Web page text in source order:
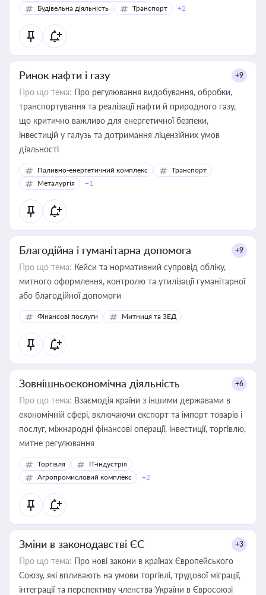
Будівельна діяльність
Транспорт +2
Ринок нафти і газу +9
Про що тема: Про регулювання видобування, обробки,
транспортування та реалізації нафти й природного газу,
що критично важливо для енергетичної безпеки,
інвестицій у галузь та дотримання ліцензійних умов
діяльності
Паливно-енергетичний комплекс
Транспорт
Металургія
+1
Благодійна і гуманітарна допомога +9
Про що тема: Кейси та нормативний супровід обліку,
митного оформлення, контролю та утилізації гуманітарної
або благодійної допомоги
Фінансові послуги Митниця та ЗЕД
Зовнішньоекономічна діяльність +6
Про що тема: Взаємодія країни з іншими державами в
економічній сфері, включаючи експорт та імпорт товарів і
послуг, міжнародні фінансові операції, інвестиції, торгівлю,
митне регулювання
Торгівля
IT-індустрія
Агропромисловий комплекс
+2
Зміни в законодавстві ЄС +3
Про що тема: Про нові закони в країнах Європейського
Союзу, які впливають на умови торгівлі, трудової міграції,
інтеграції та перспективу членства України в Євросоюзі